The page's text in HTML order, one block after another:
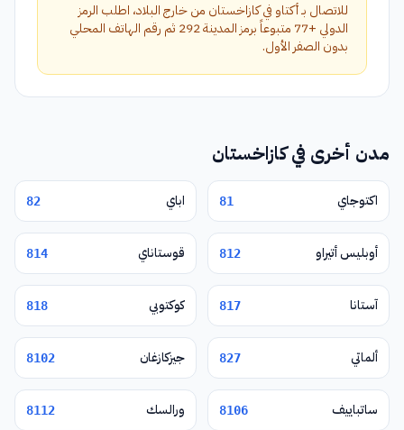
للاتصال بـ أكتاو في كازاخستان من خارج البلاد، اطلب الرمز
الدولي +77 متبوعاً برمز المدينة 292 ثم رقم الهاتف المحلي
بدون الصفر الأول.
مدن أخرى في كازاخستان
اكتوجاي 81 اباي 82
أوبليس أتيراو 812 قوستاناي 814
آستانا 817 كوكتوبي 818
ألماتي 827 جيزكازغان 8102
ساتباييف 8106 ورالسك 8112